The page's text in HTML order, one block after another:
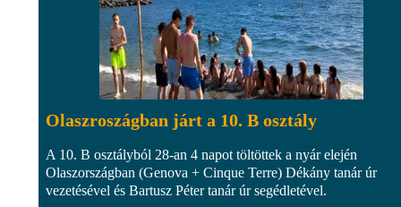
Olaszroszágban járt a 10. B osztály
A 10. B osztályból 28-an 4 napot töltöttek a nyár elején
Olaszországban (Genova + Cinque Terre) Dékány tanár úr
vezetésével és Bartusz Péter tanár úr segédletével.